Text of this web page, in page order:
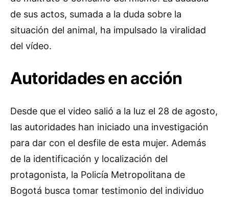
de sus actos, sumada a la duda sobre la
situación del animal, ha impulsado la viralidad
del vídeo.
Autoridades en acción
Desde que el video salió a la luz el 28 de agosto,
las autoridades han iniciado una investigación
para dar con el desfile de esta mujer. Además
de la identificación y localización del
protagonista, la Policía Metropolitana de
Bogotá busca tomar testimonio del individuo